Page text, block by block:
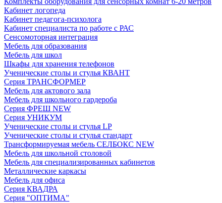
Кабинет логопеда
Кабинет педагога-психолога
Кабинет специалиста по работе с РАС
Сенсомоторная интеграция
Мебель для образования
Мебель для школ
Шкафы для хранения телефонов
Ученические столы и стулья КВАНТ
Серия ТРАНСФОРМЕР
Мебель для актового зала
Мебель для школьного гардероба
Серия ФРЕШ NEW
Серия УНИКУМ
Ученические столы и стулья LP
Ученические столы и стулья стандарт
Трансформируемая мебель СЕЛБОКС NEW
Мебель для школьной столовой
Мебель для специализированных кабинетов
Металлические каркасы
Мебель для офиса
Серия КВАДРА
Серия "ОПТИМА"